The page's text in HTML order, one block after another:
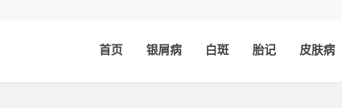
首页 银屑病 白斑 胎记 皮肤病